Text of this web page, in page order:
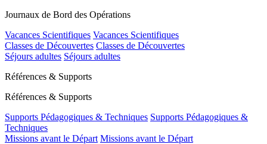
Journaux de Bord des Opérations
Vacances Scientifiques Vacances Scientifiques
Classes de Découvertes Classes de Découvertes
Séjours adultes Séjours adultes
Références & Supports
Références & Supports
Supports Pédagogiques & Techniques Supports Pédagogiques &
Techniques
Missions avant le Départ Missions avant le Départ